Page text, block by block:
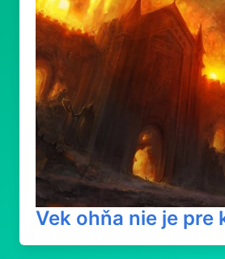
Vek ohňa nie je pre